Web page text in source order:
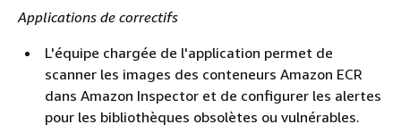
Applications de correctifs
L'équipe chargée de l'application permet de
scanner les images des conteneurs Amazon ECR
dans Amazon Inspector et de configurer les alertes
pour les bibliothèques obsolètes ou vulnérables.